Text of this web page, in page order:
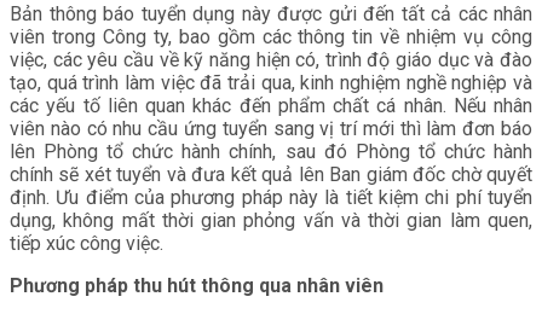
Bản thông báo tuyển dụng này được gửi đến tất cả các nhân
viên trong Công ty, bao gồm các thông tin về nhiệm vụ công
việc, các yêu cầu về kỹ năng hiện có, trình độ giáo dục và đào
tạo, quá trình làm việc đã trải qua, kinh nghiệm nghề nghiệp và
các yếu tố liên quan khác đến phẩm chất cá nhân. Nếu nhân
viên nào có nhu cầu ứng tuyển sang vị trí mới thì làm đơn báo
lên Phòng tổ chức hành chính, sau đó Phòng tổ chức hành
chính sẽ xét tuyển và đưa kết quả lên Ban giám đốc chờ quyết
định. Ưu điểm của phương pháp này là tiết kiệm chi phí tuyển
dụng, không mất thời gian phỏng vấn và thời gian làm quen,
tiếp xúc công việc.
Phương pháp thu hút thông qua nhân viên